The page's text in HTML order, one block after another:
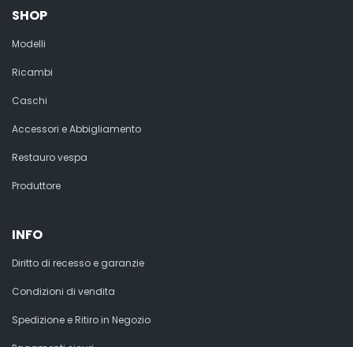
SHOP
Modelli
Ricambi
Caschi
Accessori e Abbigliamento
Restauro vespa
Produttore
INFO
Diritto di recesso e garanzie
Condizioni di vendita
Spedizione e Ritiro in Negozio